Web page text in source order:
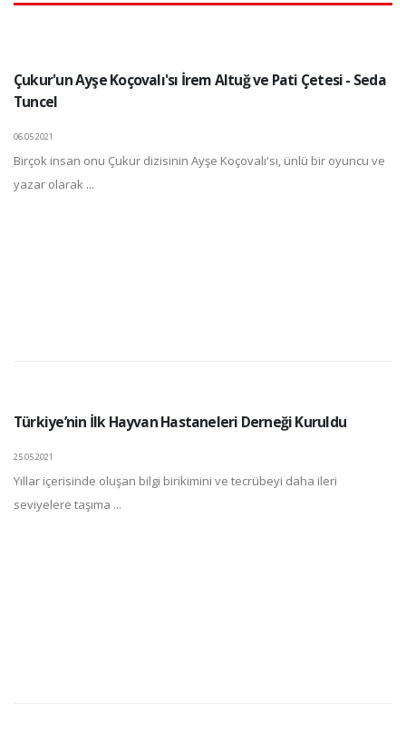
Çukur'un Ayşe Koçovalı'sı İrem Altuğ ve Pati Çetesi - Seda
Tuncel
06.05.2021
Birçok insan onu Çukur dizisinin Ayşe Koçovalı'sı, ünlü bir oyuncu ve
yazar olarak ...
Türkiye’nin İlk Hayvan Hastaneleri Derneği Kuruldu
25.05.2021
Yıllar içerisinde oluşan bilgi birikimini ve tecrübeyi daha ileri
seviyelere taşıma ...